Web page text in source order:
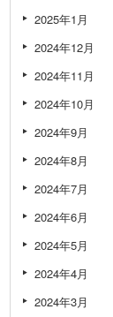
2025年1月
2024年12月
2024年11月
2024年10月
2024年9月
2024年8月
2024年7月
2024年6月
2024年5月
2024年4月
2024年3月